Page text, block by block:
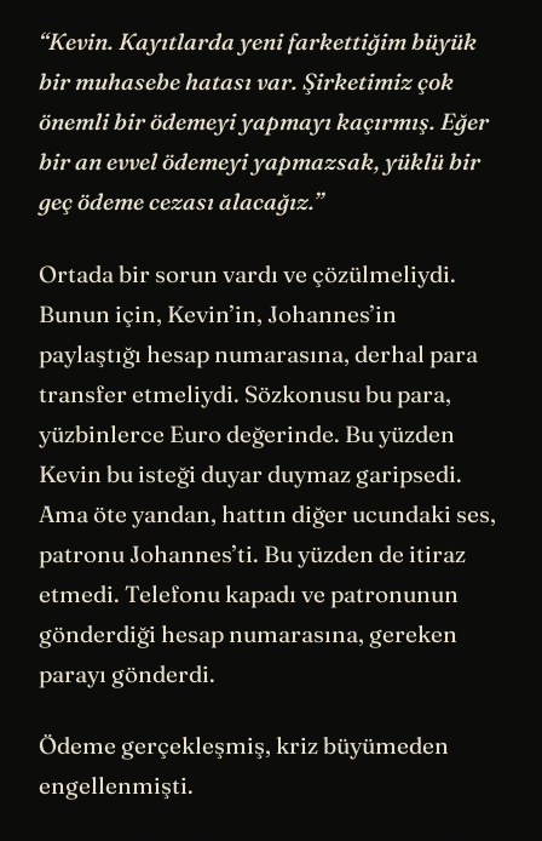
“Kevin. Kayıtlarda yeni farkettiğim büyük
bir muhasebe hatası var. Şirketimiz çok
önemli bir ödemeyi yapmayı kaçırmış. Eğer
bir an evvel ödemeyi yapmazsak, yüklü bir
geç ödeme cezası alacağız.”
Ortada bir sorun vardı ve çözülmeliydi.
Bunun için, Kevin’in, Johannes’in
paylaştığı hesap numarasına, derhal para
transfer etmeliydi. Sözkonusu bu para,
yüzbinlerce Euro değerinde. Bu yüzden
Kevin bu isteği duyar duymaz garipsedi.
Ama öte yandan, hattın diğer ucundaki ses,
patronu Johannes’ti. Bu yüzden de itiraz
etmedi. Telefonu kapadı ve patronunun
gönderdiği hesap numarasına, gereken
parayı gönderdi.
Ödeme gerçekleşmiş, kriz büyümeden
engellenmişti.